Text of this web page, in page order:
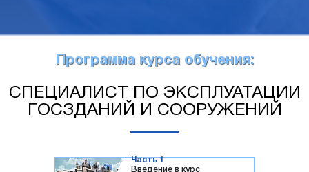
Программа курса обучения:
СПЕЦИАЛИСТ ПО ЭКСПЛУАТАЦИИ
ГОСЗДАНИЙ И СООРУЖЕНИЙ
Часть 1
Введение в курс